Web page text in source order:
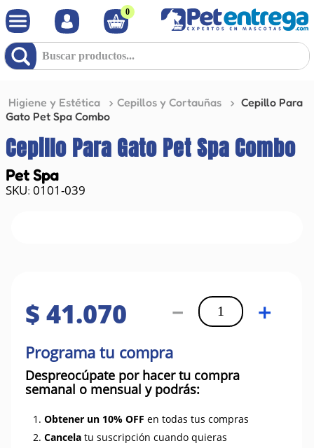
0
Buscar productos...
Higiene y Estética Cepillos y Cortauñas
Cepillo Para
Gato Pet Spa Combo
Cepillo Para Gato Pet Spa Combo
Pet Spa
: 0101-039
$ 41.070 ＋
－
Programa tu compra
Despreocúpate por hacer tu compra
semanal o mensual y podrás:
1. Obtener un 10% OFF en todas tus compras
2. Cancela tu suscripción cuando quieras